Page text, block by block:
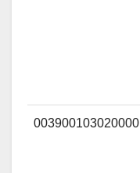
003900103020000